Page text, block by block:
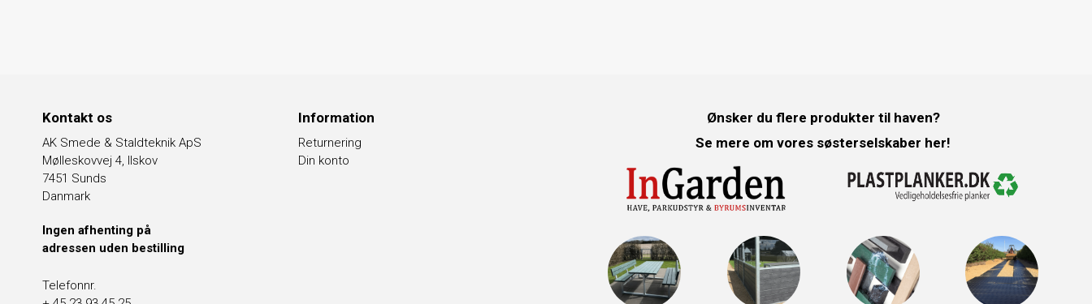
Kontakt os
AK Smede & Staldteknik ApS
Mølleskovvej 4, Ilskov
7451 Sunds
Danmark
Ingen afhenting på
adressen uden bestilling
Telefonnr.
Information
Returnering
Din konto
Ønsker du flere produkter til haven?
Se mere om vores søsterselskaber her!